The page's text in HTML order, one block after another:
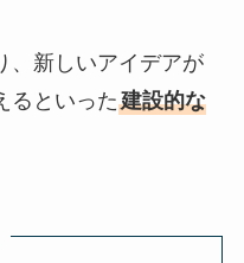
、新しいアイデアが
るといった建設的な